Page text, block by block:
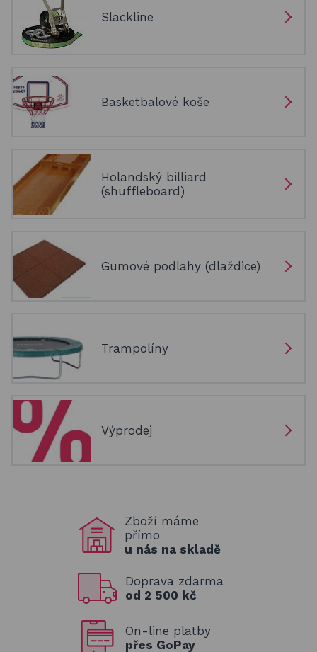
Slackline
Basketbalové koše
Holandský billiard
(shuffleboard)
Gumové podlahy (dlaždice)
Trampolíny
Výprodej
Zboží máme
přímo
u nás na skladě
Doprava zdarma
od 2 500 kč
On-line platby
přes GoPay